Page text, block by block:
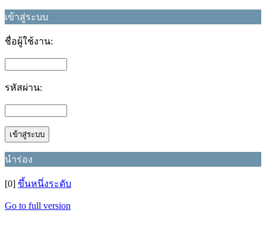
เข้าสู่ระบบ
ชื่อผู้ใช้งาน:
รหัสผ่าน:
นำร่อง
[0] ขึ้นหนึ่งระดับ
Go to full version